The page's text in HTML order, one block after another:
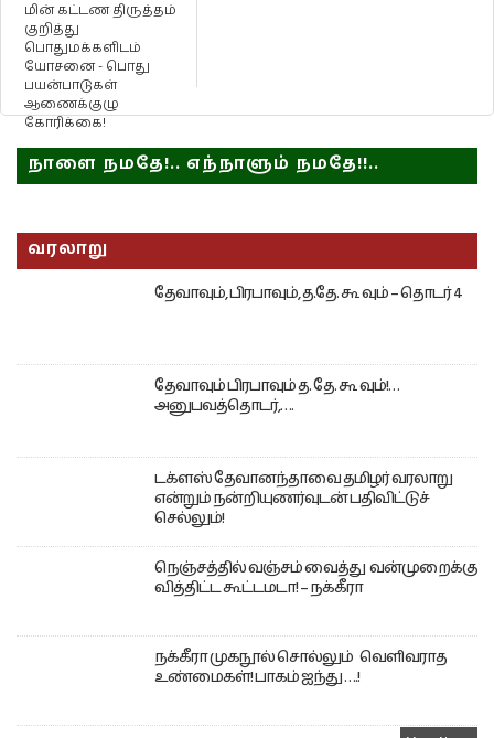
மின் கட்டண திருத்தம்
குறித்து
பொதுமக்களிடம்
யோசனை - பொது
பயன்பாடுகள்
ஆணைக்குழு
கோரிக்கை!
நாளை நமதே!.. எந்நாளும் நமதே!!..
வரலாறு
தேவாவும், பிரபாவும், த.தே. கூ வும் – தொடர் 4
தேவாவும் பிரபாவும் த. தே. கூ வும்!…
அனுபவத்தொடர்,….
டக்ளஸ் தேவானந்தாவை தமிழர் வரலாறு
என்றும் நன்றியுணர்வுடன் பதிவிட்டுச்
செல்லும்!
நெஞ்சத்தில் வஞ்சம் வைத்து வன்முறைக்கு
வித்திட்ட கூட்டமடா! – நக்கீரா
நக்கீரா முகநூல் சொல்லும் வெளிவராத
உண்மைகள்! பாகம் ஐந்து ….!